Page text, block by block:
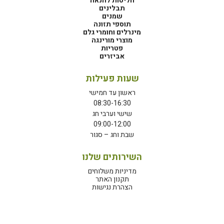
תבלינים
שמנים
תוספי תזונה
מינרלים וחומרי גלם
מוצרי מורינגה
פטריות
אביזרים
שעות פעילות
ראשון עד חמישי
08:30-16:30
שישי וערבי חג
09:00-12:00
שבת וחג – סגור
השירותים שלנו
מדיניות משלוחים
תקנון האתר
הצהרת נגישות